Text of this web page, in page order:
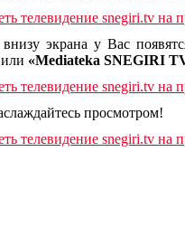
внизу экрана у Вас
«Mediateka SNEGIRI
просмотром!